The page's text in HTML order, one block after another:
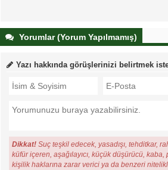
Yorumlar (Yorum Yapılmamış)
Yazı hakkında görüşlerinizi belirtmek
Dikkat! Suç teşkil edecek, yasadışı, tehditkar,
küfür içeren, aşağılayıcı, küçük düşürücü, kaba,
kişilik haklarına zarar verici ya da benzeri